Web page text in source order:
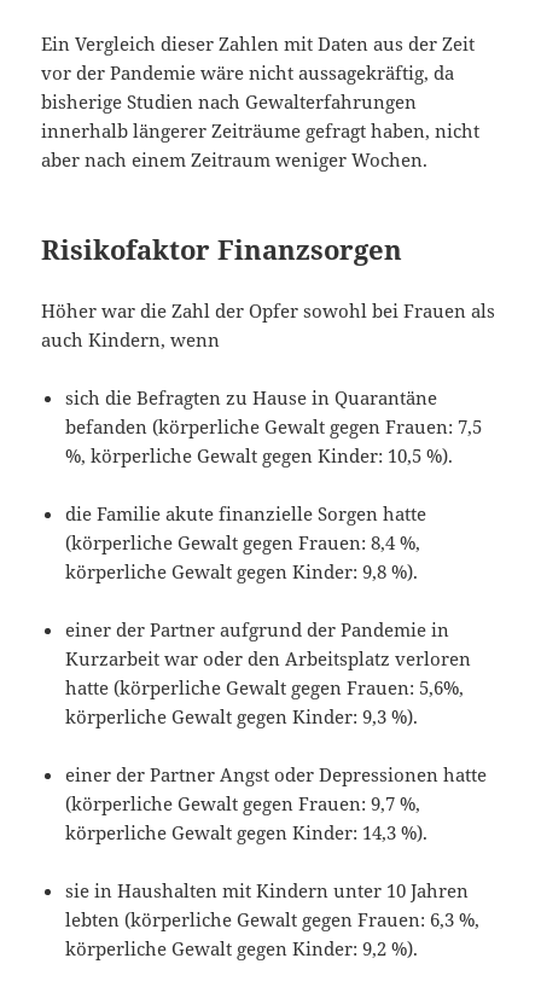
Ein Vergleich dieser Zahlen mit Daten aus der Zeit
vor der Pandemie wäre nicht aussagekräftig, da
bisherige Studien nach Gewalterfahrungen
innerhalb längerer Zeiträume gefragt haben, nicht
aber nach einem Zeitraum weniger Wochen.
Risikofaktor Finanzsorgen
Höher war die Zahl der Opfer sowohl bei Frauen als
auch Kindern, wenn
sich die Befragten zu Hause in Quarantäne
befanden (körperliche Gewalt gegen Frauen: 7,5
%, körperliche Gewalt gegen Kinder: 10,5 %).
die Familie akute finanzielle Sorgen hatte
(körperliche Gewalt gegen Frauen: 8,4 %,
körperliche Gewalt gegen Kinder: 9,8 %).
einer der Partner aufgrund der Pandemie in
Kurzarbeit war oder den Arbeitsplatz verloren
hatte (körperliche Gewalt gegen Frauen: 5,6%,
körperliche Gewalt gegen Kinder: 9,3 %).
einer der Partner Angst oder Depressionen hatte
(körperliche Gewalt gegen Frauen: 9,7 %,
körperliche Gewalt gegen Kinder: 14,3 %).
sie in Haushalten mit Kindern unter 10 Jahren
lebten (körperliche Gewalt gegen Frauen: 6,3 %,
körperliche Gewalt gegen Kinder: 9,2 %).